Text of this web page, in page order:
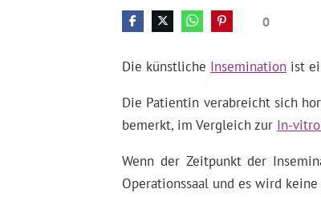
0
Die künstliche Insemination ist
Die Patientin verabreicht sich
bemerkt, im Vergleich zur In-
Wenn der Zeitpunkt der
Operationssaal und es wird